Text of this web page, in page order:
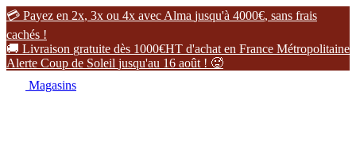
 Payez en 2x, 3x ou 4x avec Alma jusqu'à 4000€, sans frais
cachés !
 Livraison gratuite dès 1000€HT d'achat en France Métropolitaine
Alerte Coup de Soleil jusqu'au 16 août ! 
Magasins